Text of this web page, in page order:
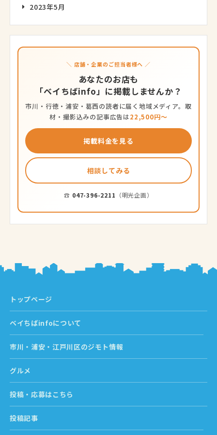
2023年5月
＼ 店舗・企業のご担当者様へ ／
あなたのお店も
「ベイちばinfo」に掲載しませんか？
市川・行徳・浦安・葛西の読者に届く地域メディア。取
材・撮影込みの記事広告は22,500円〜
掲載料金を見る
相談してみる
☎ 047-396-2211 （明光企画）
トップページ
ベイちばinfoについて
市川・浦安・江戸川区のジモト情報
グルメ
投稿・応募はこちら
投稿記事